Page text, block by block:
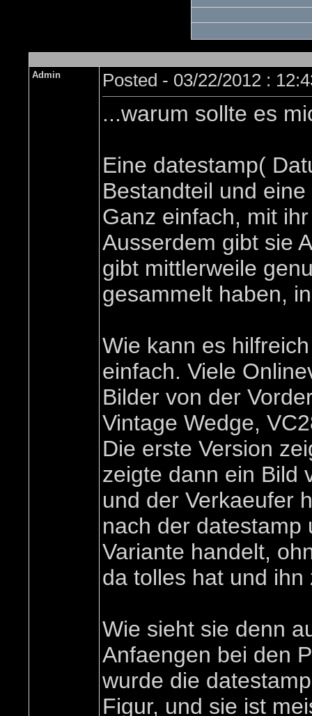
Admin Posted - 03/22/2012 :
...warum sollte es
Eine datestamp(
Bestandteil und
Ganz einfach, mit
Ausserdem gibt sie
gibt mittlerweile
gesammelt haben,
Wie kann es
einfach. Viele
Bilder von der
Vintage Wedge,
Die erste Version
zeigte dann ein Bild
und der Verkaeufer
nach der datestamp
Variante handelt,
da tolles hat und
Wie sieht sie denn
Anfaengen bei den
wurde die
Figur, und sie ist